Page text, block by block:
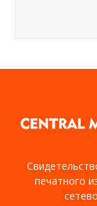
печатного